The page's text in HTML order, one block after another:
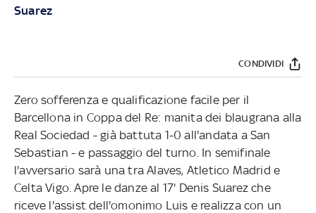
Suarez
CONDIVIDI
Zero sofferenza e qualificazione facile per il
Barcellona in Coppa del Re: manita dei blaugrana alla
Real Sociedad - già battuta 1-0 all'andata a San
Sebastian - e passaggio del turno. In semifinale
l'avversario sarà una tra Alaves, Atletico Madrid e
Celta Vigo. Apre le danze al 17' Denis Suarez che
riceve l'assist dell'omonimo Luis e realizza con un